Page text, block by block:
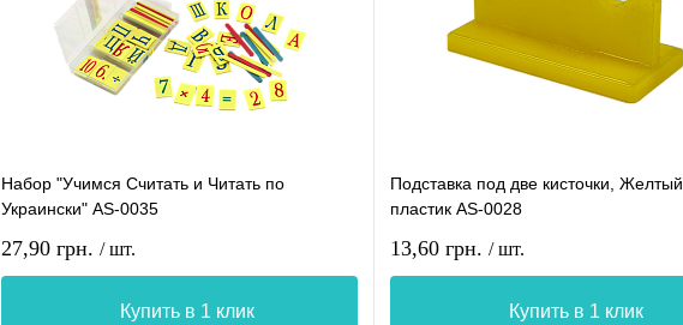
Набор "Учимся Считать и Читать по
Украински" AS-0035
27,90 грн. / шт.
Купить в 1 клик
Подставка под две кисточки, Желтый
пластик AS-0028
13,60 грн. / шт.
Купить в 1 клик